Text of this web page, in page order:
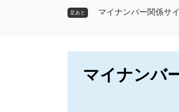
マイナンバー関係サ
マイナンバ